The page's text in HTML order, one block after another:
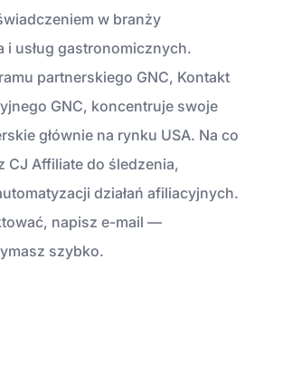
w branży
i usług gastronomicznych.
partnerskiego GNC, Kontakt
GNC, koncentruje swoje
głównie na rynku USA. Na co
CJ Affiliate do śledzenia,
działań afiliacyjnych.
napisz e-mail —
szybko.